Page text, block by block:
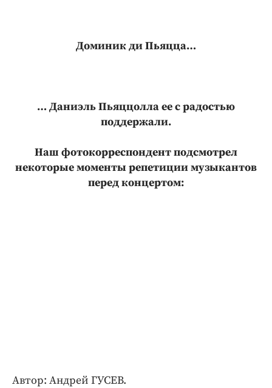
Доминик ди Пьяцца…
… Даниэль Пьяццолла ее с радостью
поддержали.
Наш фотокорреспондент подсмотрел
некоторые моменты репетиции музыкантов
перед концертом:
Автор: Андрей ГУСЕВ.